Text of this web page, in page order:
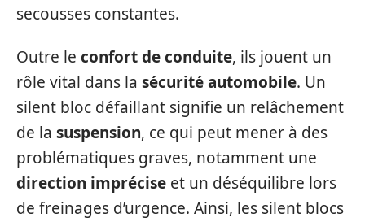
secousses constantes.
Outre le confort de conduite, ils jouent un
rôle vital dans la sécurité automobile. Un
silent bloc défaillant signifie un relâchement
de la suspension, ce qui peut mener à des
problématiques graves, notamment une
direction imprécise et un déséquilibre lors
de freinages d’urgence. Ainsi, les silent blocs